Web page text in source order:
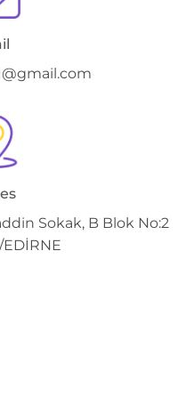
Sokak, B Blok No:2